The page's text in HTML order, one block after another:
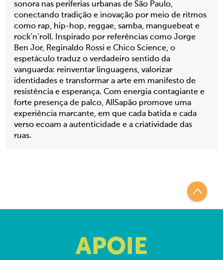
sonora nas periferias urbanas de São Paulo,
conectando tradição e inovação por meio de ritmos
como rap, hip-hop, reggae, samba, manguebeat e
rock’n’roll. Inspirado por referências como Jorge
Ben Jor, Reginaldo Rossi e Chico Science, o
espetáculo traduz o verdadeiro sentido da
vanguarda: reinventar linguagens, valorizar
identidades e transformar a arte em manifesto de
resistência e esperança. Com energia contagiante e
forte presença de palco, AllSapão promove uma
experiência marcante, em que cada batida e cada
verso ecoam a autenticidade e a criatividade das
ruas.
APOIE